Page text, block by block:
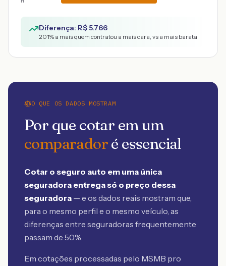
Diferença: R$5.766
201% a mais quem contratou a mais cara, vs a mais barata
O QUE OS DADOS MOSTRAM
Por que cotar em um
comparadoré essencial
Cotar o seguro auto em uma única
seguradora entrega só o preço dessa
seguradora — e os dados reais mostram que,
para o mesmo perfil e o mesmo veículo, as
diferenças entre seguradoras frequentemente
passam de 50%.
Em cotações processadas pelo MSMB pro